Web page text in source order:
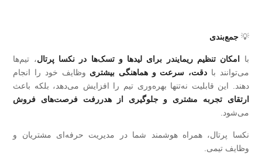
💡جمع‌بندی
با امکان تنظیم ریمایندر برای لیدها و تسک‌ها در نکسا پرتال، تیم‌ها
می‌توانند با دقت، سرعت و هماهنگی بیشتری وظایف خود را انجام
دهند. این قابلیت نه‌تنها بهره‌وری تیم را افزایش می‌دهد، بلکه باعث
ارتقای تجربه مشتری و جلوگیری از هدررفت فرصت‌های فروش
می‌شود.
نکسا پرتال، همراه هوشمند شما در مدیریت حرفه‌ای مشتریان و
وظایف تیمی.